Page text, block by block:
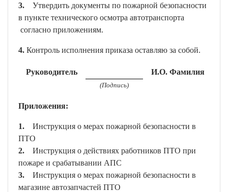
3. Утвердить документы по пожарной безопасности
в пункте технического осмотра автотранспорта
согласно приложениям.
4. Контроль исполнения приказа оставляю за собой.
Руководитель И.О. Фамилия
(Подпись)
Приложения:
1. Инструкция о мерах пожарной безопасности в
ПТО
2.
Инструкция о действиях работников ПТО при
пожаре и срабатывании АПС
3. Инструкция о мерах пожарной безопасности в
магазине автозапчастей ПТО